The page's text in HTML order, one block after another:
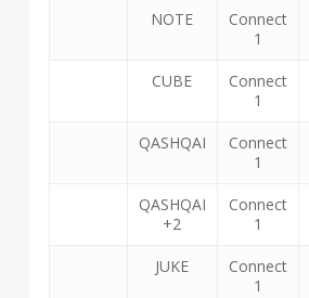
NOTE
Connect
1
CUBE
Connect
1
QASHQAI
Connect
1
QASHQAI
+2
Connect
1
JUKE
Connect
1